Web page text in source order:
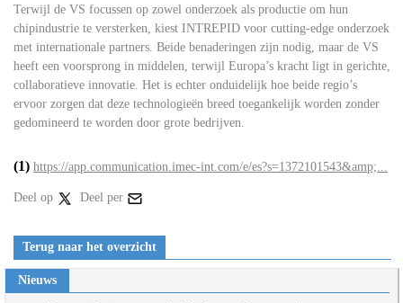
Terwijl de VS focussen op zowel onderzoek als productie om hun
chipindustrie te versterken, kiest INTREPID voor cutting-edge onderzoek
met internationale partners. Beide benaderingen zijn nodig, maar de VS
heeft een voorsprong in middelen, terwijl Europa’s kracht ligt in gerichte,
collaboratieve innovatie. Het is echter onduidelijk hoe beide regio’s
ervoor zorgen dat deze technologieën breed toegankelijk worden zonder
gedomineerd te worden door grote bedrijven.
(1) https://app.communication.imec-int.com/e/es?s=1372101543&amp;...
Deel op Deel per
Terug naar het overzicht
Nieuws